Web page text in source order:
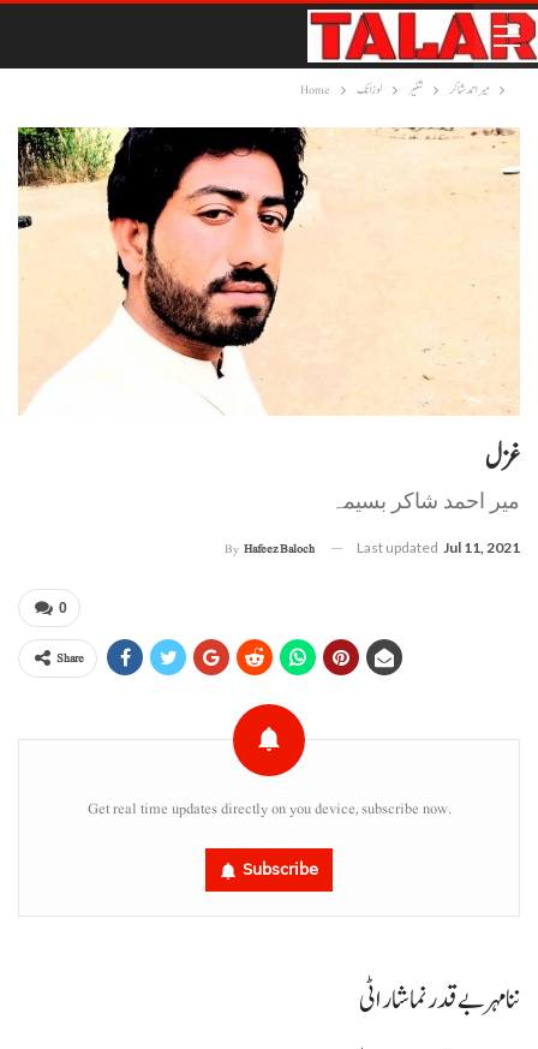
Home لوزانک شئیر میر احمد شاکر
غزل
میر احمد شاکر بسیمہ
By Hafeez Baloch Last updated Jul 11, 2021
0
Share
Get real time updates directly on you device, subscribe now.
Subscribe
ننا مہر بے قدر نما شار اٹی